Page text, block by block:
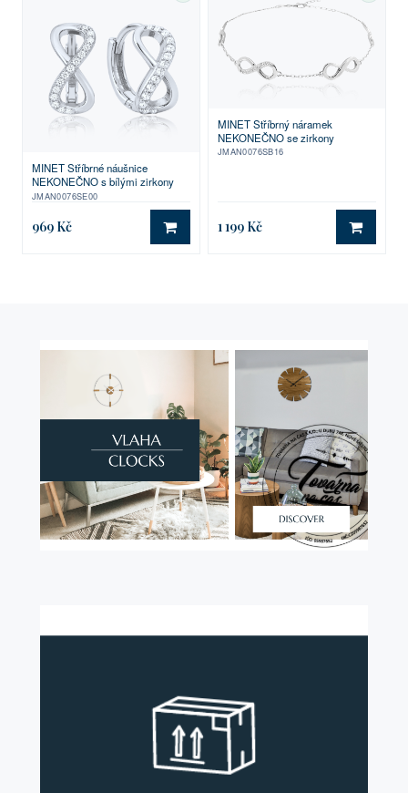
MINET Stříbrné náušnice
NEKONEČNO s bílými zirkony
JMAN0076SE00
969 Kč DO KOŠÍKU
MINET Stříbrný náramek
NEKONEČNO se zirkony
JMAN0076SB16
1 199 Kč DO